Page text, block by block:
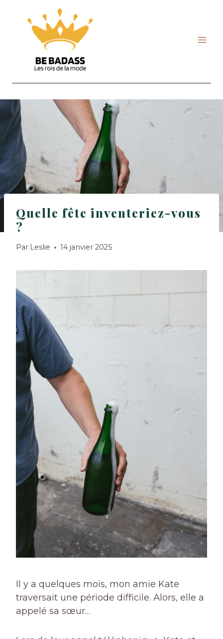
content
Quelle fête inventeriez-vous
?
Par Leslie 14 janvier 2025
Il y a quelques mois, mon amie Kate
traversait une période difficile. Alors, elle a
appelé sa sœur…